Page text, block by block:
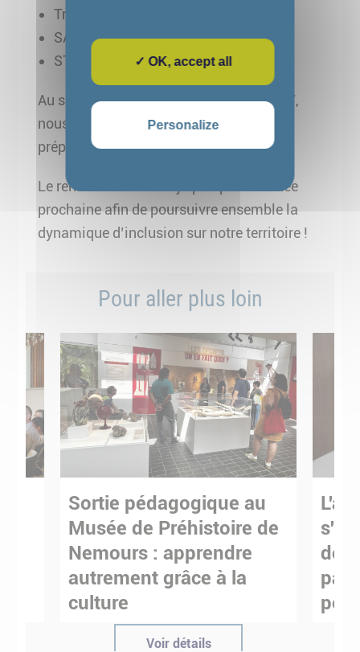
Transdev
SAUR
STEF Darvault
Au sein du collectif Handi Emploi Sud 77,
nous avons pris beaucoup de plaisir à
préparer cette action.
Le rendez-vous est déjà pris pour l’année
prochaine afin de poursuivre ensemble la
dynamique d’inclusion sur notre territoire !
Pour aller plus loin
Sortie pédagogique au
Musée de Préhistoire de
Nemours : apprendre
autrement grâce à la
culture
Voir détails
de
✓ OK, accept all
Personalize